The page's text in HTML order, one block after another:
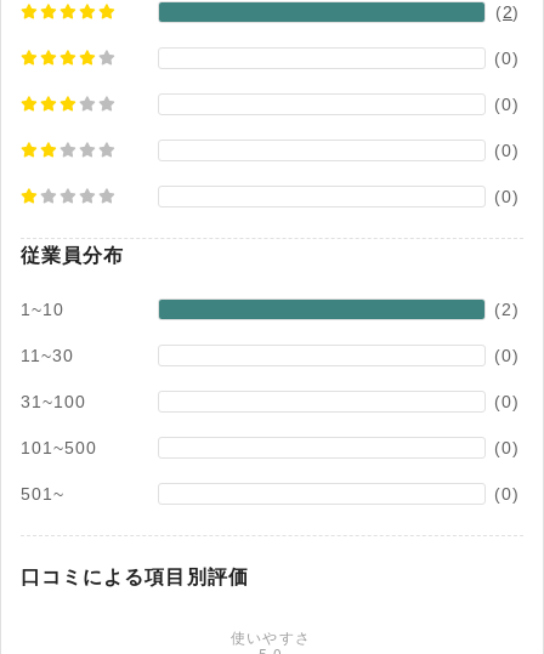
(2)
(0)
(0)
(0)
(0)
従業員分布
1~10 (2)
11~30 (0)
31~100 (0)
101~500 (0)
501~ (0)
口コミによる項目別評価